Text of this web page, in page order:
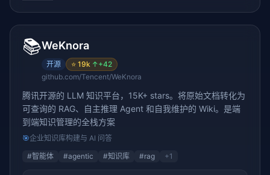
📚WeKnora
开源 ⭐ 19k ↑+42
github.com/Tencent/WeKnora
腾讯开源的 LLM 知识平台，15K+ stars。将原始文档转化为
可查询的 RAG、自主推理 Agent 和自我维护的 Wiki。是端
到端知识管理的全栈方案
🎯企业知识库构建与 AI 问答
#智能体 #agentic #知识库 #rag +1